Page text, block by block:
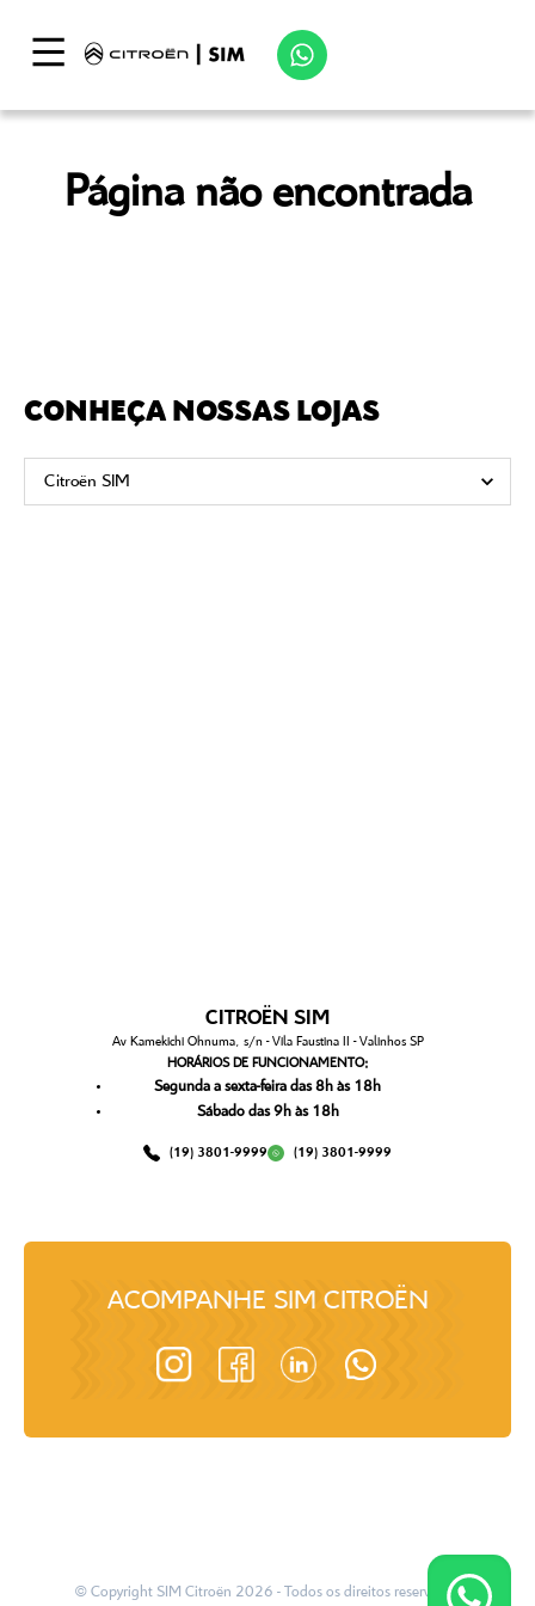
Página não encontrada
CONHEÇA NOSSAS LOJAS
CITROËN SIM
Av Kamekichi Ohnuma, s/n - Vila Faustina II - Valinhos SP
HORÁRIOS DE FUNCIONAMENTO:
Segunda a sexta-feira das 8h às 18h
Sábado das 9h às 18h
(19) 3801-9999 (19) 3801-9999
ACOMPANHE SIM CITROËN
© Copyright SIM Citroën 2026 - Todos os direitos reservados